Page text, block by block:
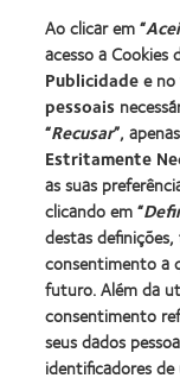
Procurar um
Lentes de
Novo utilizador
Utilizador
Blog
Sobre a
Carreiras na
Centro de
Contacte-nos
Ao clicar em “
acesso a Cookies
Publicidadee no
pessoais
“Recusar”,
Estritamente
as suas
clicando em “
destas
consentimento a
futuro. Além da
consentimento
seus dados
identificadores